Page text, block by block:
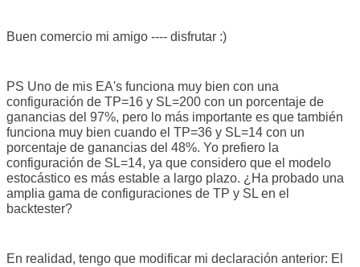
Buen comercio mi amigo ---- disfrutar :)
PS Uno de mis EA's funciona muy bien con una
configuración de TP=16 y SL=200 con un porcentaje de
ganancias del 97%, pero lo más importante es que también
funciona muy bien cuando el TP=36 y SL=14 con un
porcentaje de ganancias del 48%. Yo prefiero la
configuración de SL=14, ya que considero que el modelo
estocástico es más estable a largo plazo. ¿Ha probado una
amplia gama de configuraciones de TP y SL en el
backtester?
En realidad, tengo que modificar mi declaración anterior: El